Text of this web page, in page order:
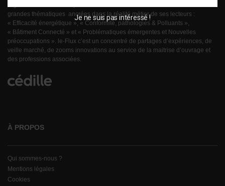
grandes thématiques ancrées dans la réalité métier de ses lecteurs :
« Efficacité énergétique », « Conformité, pathologies & Polluants »,
« Bâtiment Connecté » et « Problématiques émergentes et Nouvelles
préoccupations ». le-Flux c’est un concentré de partages d’expériences, de
veille marché, de zooms innovations au service de la maitrise d’ouvrage et
des professions associées.
À PROPOS
Qui sommes-nous ?
Mentions légales
Cookies
Je ne suis pas intéressé !